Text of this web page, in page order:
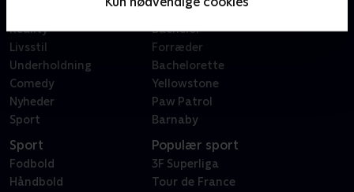
Reality
Livsstil
Underholdning
Comedy
Nyheder
Sport
X Factor
Bachelor
Forræder
Bachelorette
Yellowstone
Paw Patrol
Barnaby
Sport
Fodbold
Håndbold
Populær sport
3F Superliga
Tour de France